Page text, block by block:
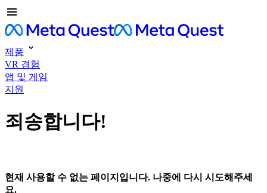
제품
VR 경험
앱 및 게임
지원
죄송합니다!
현재 사용할 수 없는 페이지입니다. 나중에 다시 시도해주세
요.